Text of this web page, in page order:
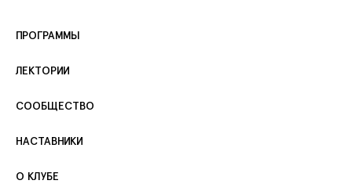
ПРОГРАММЫ
ЛЕКТОРИИ
СООБЩЕСТВО
НАСТАВНИКИ
О КЛУБЕ